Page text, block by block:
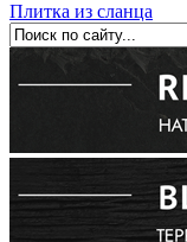
Плитка из сланца